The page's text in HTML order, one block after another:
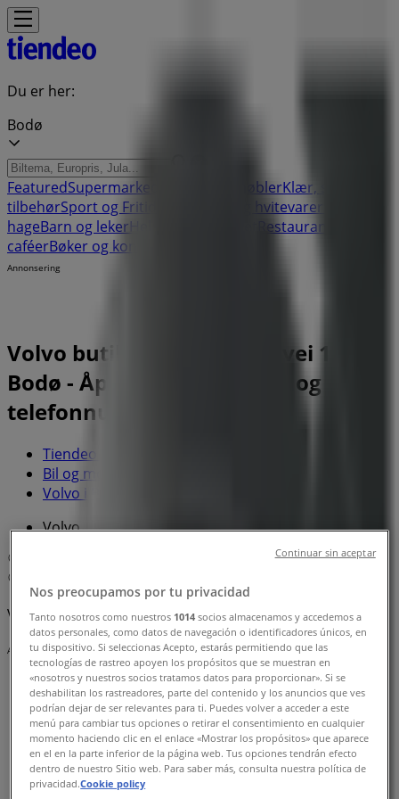
Du er her:
Bodø
FeaturedSupermarkeder Hjem og møblerKlær, sko og
tilbehørSport og Fritid Elektronikk og hvitevarer
hageBarn og lekerHelse og skjønnhet
Restauranter og
caféerBøker og kontor
Annonsering
Volvo butikk | Gamle Riksvei 1,
Bodø - Åpningstider, tilbud og
telefonnummer
Tiendeo i Bodø
Bil og motor Tilbud i Bodø
Volvo i Bodø
Volvo | Gamle Riksvei 1
Vi er i ferd med å publisere tilbud fra Volvo
Annonsering
Nos preocupamos por tu privacidad
Tanto nosotros como nuestros 1014 socios almacenamos y accedemos a
datos personales, como datos de navegación o identificadores únicos, en
tu dispositivo. Si seleccionas Acepto, estarás permitiendo que las
tecnologías de rastreo apoyen los propósitos que se muestran en
«nosotros y nuestros socios tratamos datos para proporcionar». Si se
deshabilitan los rastreadores, parte del contenido y los anuncios que ves
podrían dejar de ser relevantes para ti. Puedes volver a acceder a este
menú para cambiar tus opciones o retirar el consentimiento en cualquier
momento haciendo clic en el enlace «Mostrar los propósitos» que aparece
en el en la parte inferior de la página web. Tus opciones tendrán efecto
dentro de nuestro Sitio web. Para saber más, consulta nuestra política de
privacidad.Cookie policy
Continuar sin aceptar